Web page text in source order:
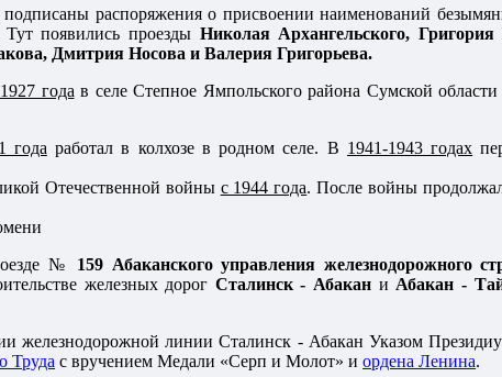
распоряжения о присвоении наименований
появились проезды Николая Архангельского,
Дмитрия Носова и Валерия Григорьева.
года в селе Степное Ямпольского района Сумской
года работал в колхозе в родном селе. В 1941-1943 годах
Отечественной войны с 1944 года. После войны
№ 159 Абаканского управления железнодорожного
железных дорог Сталинск - Абакан и Абакан -
железнодорожной линии Сталинск - Абакан Указом
Труда с вручением Медали «Серп и Молот» и ордена Ленина.